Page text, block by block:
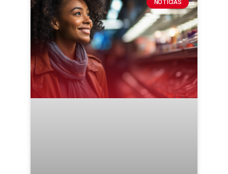
NOTÍCIAS